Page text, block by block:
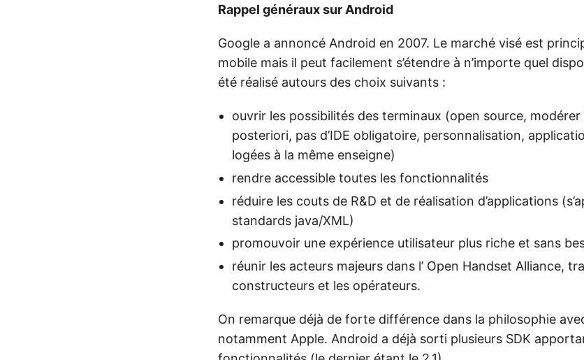
Rappel généraux sur Android
Google a annoncé Android en 2007. Le marché visé est
mobile mais il peut facilement s’étendre à n’importe quel
été réalisé autours des choix suivants :
ouvrir les possibilités des terminaux (open source,
posteriori, pas d’IDE obligatoire, personnalisation,
logées à la même enseigne)
rendre accessible toutes les fonctionnalités
réduire les couts de R&D et de réalisation d’applications
standards java/XML)
promouvoir une expérience utilisateur plus riche et sans
réunir les acteurs majeurs dans l’ Open Handset Alliance,
constructeurs et les opérateurs.
On remarque déjà de forte différence dans la philosophie
notamment Apple. Android a déjà sorti plusieurs SDK